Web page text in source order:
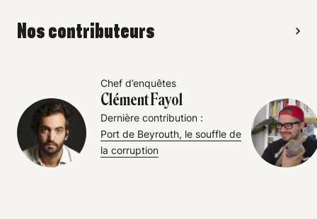
Nos contributeurs
Chef d’enquêtes
Clément Fayol
Dernière contribution :
Port de Beyrouth, le souffle de
la corruption